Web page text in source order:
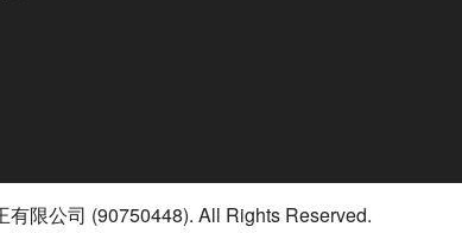
有限公司 (90750448). All Rights Reserved.